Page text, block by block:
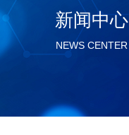
新闻中心
NEWS CENTER